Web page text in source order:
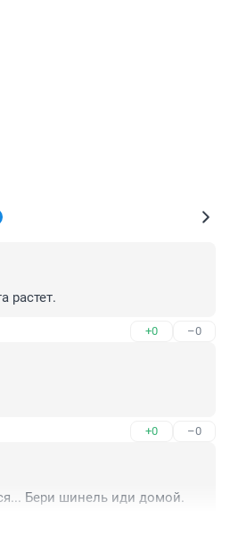
растет.
+0 –0
+0 –0
Бери шинель иди домой.